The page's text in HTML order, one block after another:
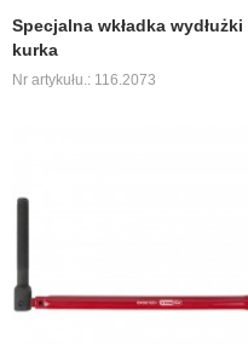
Specjalna wkładka wydłużki
kurka
Nr artykułu.: 116.2073